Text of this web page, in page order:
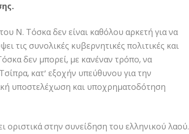
Ν. Τόσκα δεν είναι καθόλου αρκετή για να
τις συνολικές κυβερνητικές πολιτικές και
δεν μπορεί, με κανέναν τρόπο, να
κατ’ εξοχήν υπεύθυνου για την
υποστελέχωση και υποχρηματοδότηση
στην συνείδηση του ελληνικού λαού.